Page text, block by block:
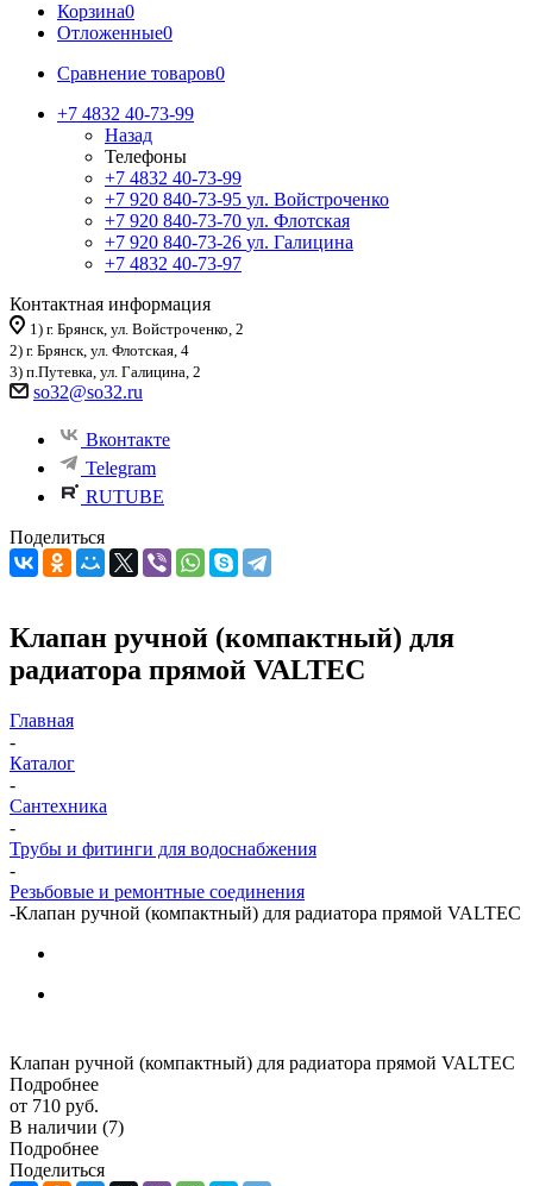
Корзина0
Отложенные0
Сравнение товаров0
+7 4832 40-73-99
Назад
Телефоны
+7 4832 40-73-99
+7 920 840-73-95 ул. Войстроченко
+7 920 840-73-70 ул. Флотская
+7 920 840-73-26 ул. Галицина
+7 4832 40-73-97
Контактная информация
1) г. Брянск, ул. Войстроченко, 2
2) г. Брянск, ул. Флотская, 4
3) п.Путевка, ул. Галицина, 2
so32@so32.ru
Вконтакте
Telegram
RUTUBE
Поделиться
Клапан ручной (компактный) для
радиатора прямой VALTEC
Главная
-
Каталог
-
Сантехника
-
Трубы и фитинги для водоснабжения
-
Резьбовые и ремонтные соединения
-Клапан ручной (компактный) для радиатора прямой VALTEC
Клапан ручной (компактный) для радиатора прямой VALTEC
Подробнее
от 710 руб.
В наличии (7)
Подробнее
Поделиться